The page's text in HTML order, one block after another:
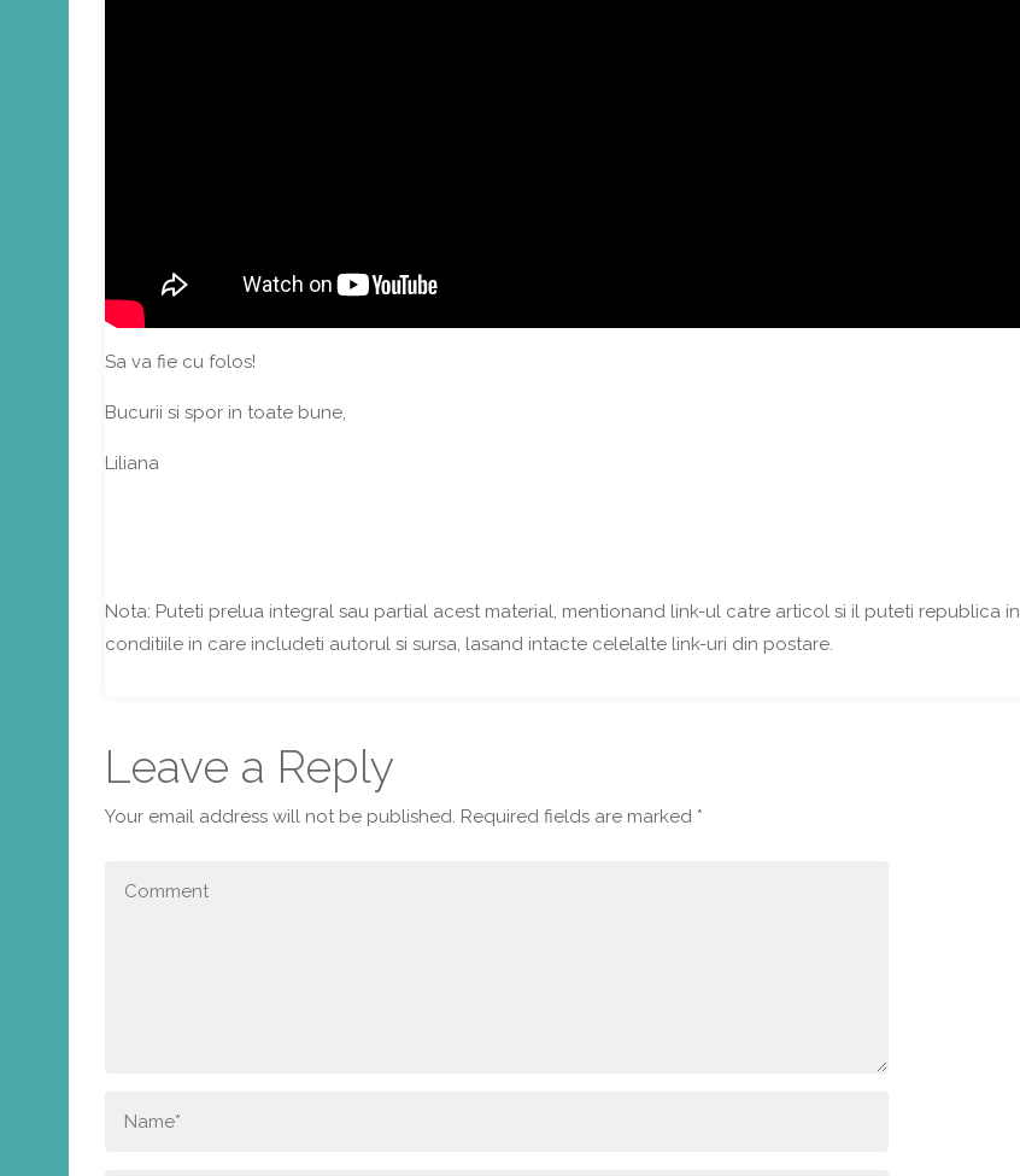
Sa va fie cu folos!
Bucurii si spor in toate bune,
Liliana
Nota: Puteti prelua integral sau partial acest material, mentionand link-ul catre articol si il puteti republica in
conditiile in care includeti autorul si sursa, lasand intacte celelalte link-uri din postare.
Leave a Reply
Your email address will not be published. Required fields are marked *